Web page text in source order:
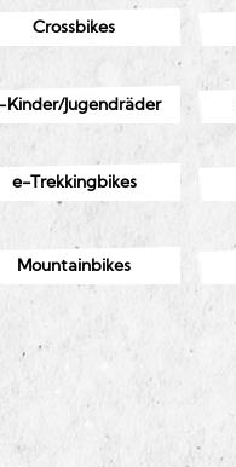
Crossbikes
Kinder/Jugendräder
e-Trekkingbikes
Mountainbikes